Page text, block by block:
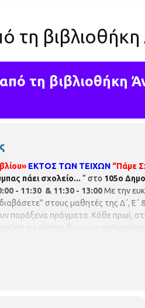
τη
τη βιβλιοθήκη
ΕΚΤΟΣ ΤΩΝ ΤΕΙΧΩΝ “Πάμε
πάει σχολείο... “ στο 105ο
- 11:30 & 11:30 - 13:00Με την
στους μαθητές της Δ΄, Ε΄
παράξενα πράγματα. Κάθε πρωί,
τις νύχτες δίχως να αφήνει
βιβλίου».
στους μαθητές της Β΄ & Γ΄ τάξης της